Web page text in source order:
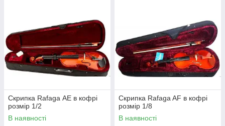
Скрипка Rafaga АЕ в кофрі
розмір 1/2
В наявності
Скрипка Rafaga AF в кофрі
розмір 1/8
В наявності